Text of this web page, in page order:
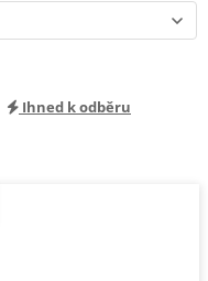
Ihned k odběru